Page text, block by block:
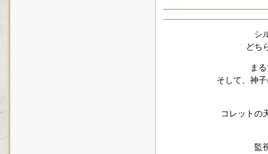
シ
どち
ま
そして、神
コレットの
監